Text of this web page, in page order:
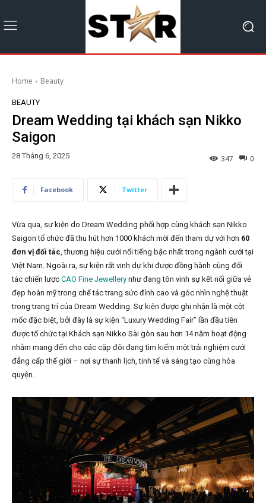
Home Beauty
BEAUTY
Dream Wedding tại khách sạn Nikko
Saigon
28 Tháng 6, 2025 0
347
Facebook Twitter
Vừa qua, sự kiện do Dream Wedding phối hợp cùng khách sạn Nikko
Saigon tổ chức đã thu hút hơn 1000 khách mời đến tham dự với hơn 60
đơn vị đối tác, thương hiệu cưới nổi tiếng bậc nhất trong ngành cưới tại
Việt Nam. Ngoài ra, sự kiện rất vinh dự khi được đồng hành cùng đối
tác chiến lược CAO Fine Jewellery như đang tôn vinh sự kết nối giữa vẻ
đẹp hoàn mỹ trong chế tác trang sức đỉnh cao và góc nhìn nghệ thuật
trong trang trí của Dream Wedding. Sự kiện được ghi nhận là một cột
mốc đặc biệt, bởi đây là sự kiện “Luxury Wedding Fair” lần đầu tiên
được tổ chức tại Khách sạn Nikko Sài gòn sau hơn 14 năm hoạt động
nhằm mang đến cho các cặp đôi đang tìm kiếm một trải nghiệm cưới
đẳng cấp thế giới – nơi sự thanh lịch, tinh tế và sáng tạo cùng hòa
quyện.